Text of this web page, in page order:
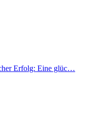
Erfolg: Eine glüc…